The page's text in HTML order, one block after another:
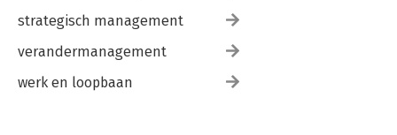
strategisch management
verandermanagement
werk en loopbaan